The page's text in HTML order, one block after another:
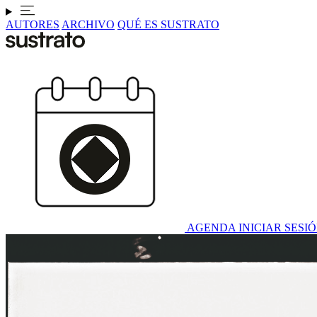
AUTORES ARCHIVO QUÉ ES SUSTRATO
AGENDA INICIAR